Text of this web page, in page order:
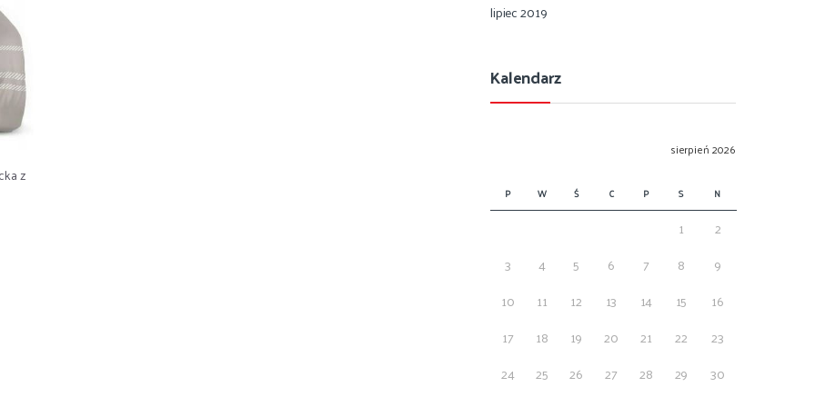
z
lipiec 2019
Kalendarz
sierpień 2026
P W Ś C P S N
1
2
3
4 5 6 7 8
9
10
11 12 13 14 15
16
17
18 19 20 21 22
23
24
25 26 27 28 29
30